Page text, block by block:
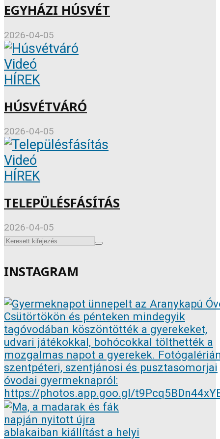
EGYHÁZI HÚSVÉT
2026-04-05
Videó
HÍREK
HÚSVÉTVÁRÓ
2026-04-05
Videó
HÍREK
TELEPÜLÉSFÁSÍTÁS
2026-04-05
INSTAGRAM